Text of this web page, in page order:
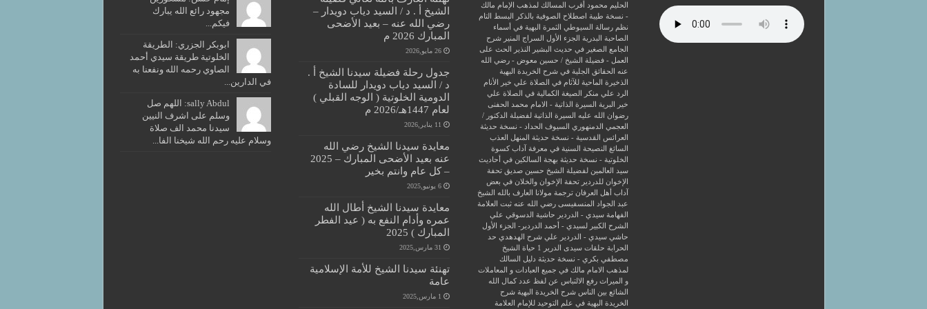
الحليم محمود
أقرب المسالك لمذهب الإمام مالك
- نسخة طيبة اصطلاح الصوفية بالذكر
البسط التام
نظم رسالة السيوطي
الثمرة البهية في أسماء
الصاحبة البدرية
الجزء الأول السراج المنير شرح
الجامع الصغير في حديث البشير النذير
الحث على
العمل - فضيلة الشيخ / حسين معوض - رضي الله
عنه
الحقائق الجلية في شرح الخريدة البهية
الذخيرة الماحية للآثام في الصلاة علي خير الأنام
الرد علي منكر الصيغة الكمالية في الصلاة علي
خير البرية
السيرة الذاتية - الامام محمد الحفنى
رضوان الله عليه
السيرة الذاتية لفضيلة الدكتور /
العجمي الدمنهوري
السيوف الحداد - نسخة حديثة
العرائس القدسية - نسخة حديثة
المنهل العذب
السائغ
النصيحة السنية في معرفة آداب كسوة
الخلوتية - نسخة حديثة بهجة السالكين في أحاديث
سيد العالمين لفضيلة الشيخ حسين صديق
تحفة
الإخوان للدردير تحفة الإخوان والخلان في بعض
آداب أهل العرفان ترجمة مولانا العارف بالله الشيخ
عبد الجواد المنسفيسى رضي الله عنه ثبت العلامة
الفهامة سيدي - الدردير
حاشية الدسوقي علي
الشرح الكبير لسيدي - أحمد الدردير- الجزء الأول
حاشي سيدي - الدردير علي شرح الهدهدي حد
الحرابة حلقات سيدى الدرير 1
حياة الشيخ
مصطفي بكري - نسخة حديثة دليل السالك
لمذهب الامام مالك في جميع العبادات و المعاملات
و الميراث رفع الالتباس عن لفظ عدد كمال الله
الشائع بين الناس شرح الخريدة البهية شرح
الخريدة البهية في علم التوحيد للإمام العلامة
الشيخ أ . د / السيد دياب دويدار –
رضي الله عنه – بعيد الأضحى
المبارك 2026 م
26 مايو,2026
جدول رحلة فضيلة سيدنا الشيخ أ .
د / السيد دياب دويدار للسادة
الدومية الخلوتية ( الوجه القبلي )
لعام 1447هـ/2026 م
11 يناير,2026
معايدة سيدنا الشيخ رضي الله
عنه بعيد الأضحى المبارك – 2025
– كل عام وانتم بخير
6 يونيو,2025
معايدة سيدنا الشيخ أطال الله
عمره وأدام النفع به ( عيد الفطر
المبارك ) 2025
31 مارس,2025
تهنئة سيدنا الشيخ للأمة الإسلامية
عامة
1 مارس,2025
مجهود رائع الله يبارك
فيكم...
ابوبكر الجزري: الطريقة
الخلوتية طريقة سيدي أحمد
الصاوي رحمه الله ونفعنا به
في الدارين...
sally Abdul: اللهم صل
وسلم على اشرف النيين
سيدنا محمد الف صلاة
وسلام عليه رحم الله شيخنا الفا...